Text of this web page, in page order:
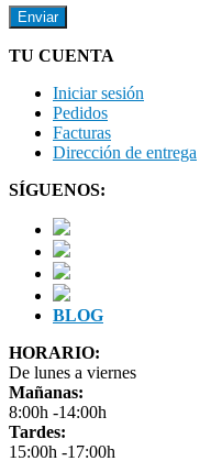
TU CUENTA
Iniciar sesión
Pedidos
Facturas
Dirección de entrega
SÍGUENOS:
BLOG
HORARIO:
De lunes a viernes
Mañanas:
8:00h -14:00h
Tardes:
15:00h -17:00h